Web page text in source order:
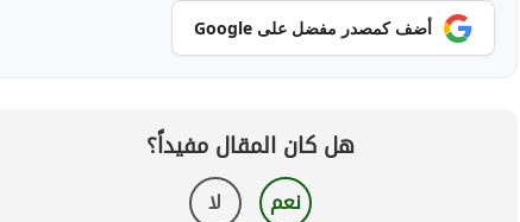
أضف كمصدر مفضل على Google
هل كان المقال مفيداً؟
نعم لا